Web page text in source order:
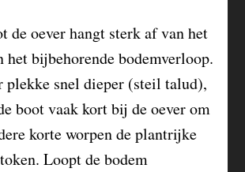
de oever hangt sterk af van het
het bijbehorende bodemverloop.
plekke snel dieper (steil talud),
boot vaak kort bij de oever om
korte worpen de plantrijke
Loopt de bodem